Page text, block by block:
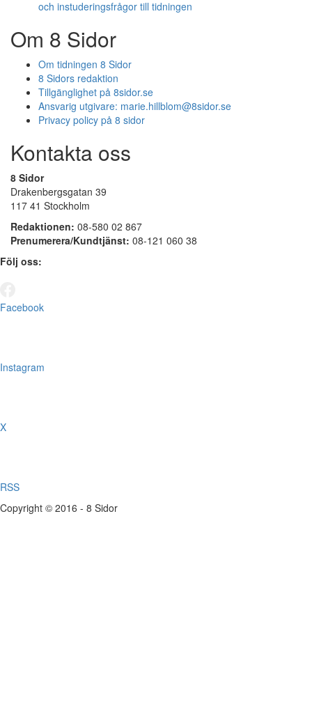
och instuderingsfrågor till tidningen
Om 8 Sidor
Om tidningen 8 Sidor
8 Sidors redaktion
Tillgänglighet på 8sidor.se
Ansvarig utgivare: marie.hillblom@8sidor.se
Privacy policy på 8 sidor
Kontakta oss
8 Sidor
Drakenbergsgatan 39
117 41 Stockholm
Redaktionen: 08-580 02 867
Prenumerera/Kundtjänst: 08-121 060 38
Följ oss:
Facebook
Instagram
X
RSS
Copyright © 2016 - 8 Sidor